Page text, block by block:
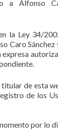
a Alfonso
la Ley 34/
Caro
titular de esta
de los
por lo